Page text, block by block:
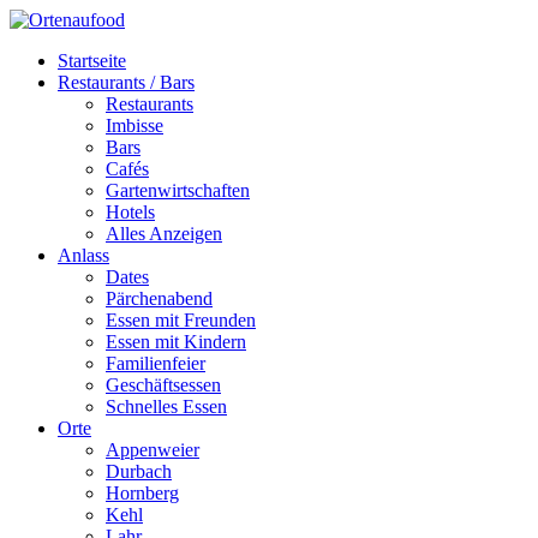
Startseite
Restaurants / Bars
Restaurants
Imbisse
Bars
Cafés
Gartenwirtschaften
Hotels
Alles Anzeigen
Anlass
Dates
Pärchenabend
Essen mit Freunden
Essen mit Kindern
Familienfeier
Geschäftsessen
Schnelles Essen
Orte
Appenweier
Durbach
Hornberg
Kehl